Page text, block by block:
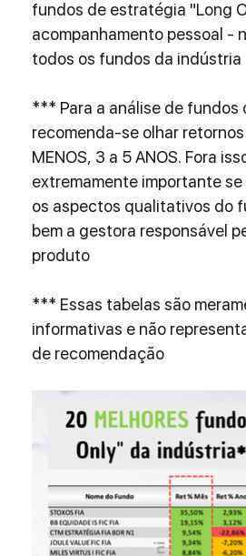
fundos de estratégia "Long
acompanhamento pessoal -
todos os fundos da indústria
*** Para a análise de fundos
recomenda-se olhar retornos
MENOS, 3 a 5 ANOS. Fora
extremamente importante
os aspectos qualitativos do
bem a gestora responsável
produto
*** Essas tabelas são
informativas e não
de recomendação